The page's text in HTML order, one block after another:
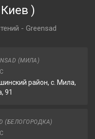
Киев )
- Greensad
(МИЛА)
район, с. Мила,
91
(БЕЛОГОРОДКА)